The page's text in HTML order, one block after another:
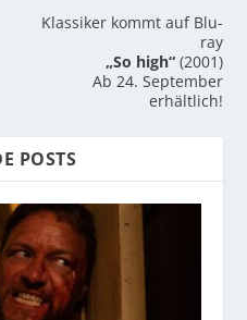
Klassiker kommt auf Blu-
ray
„So high“(2001)
Ab 24. September
erhältlich!
POSTS